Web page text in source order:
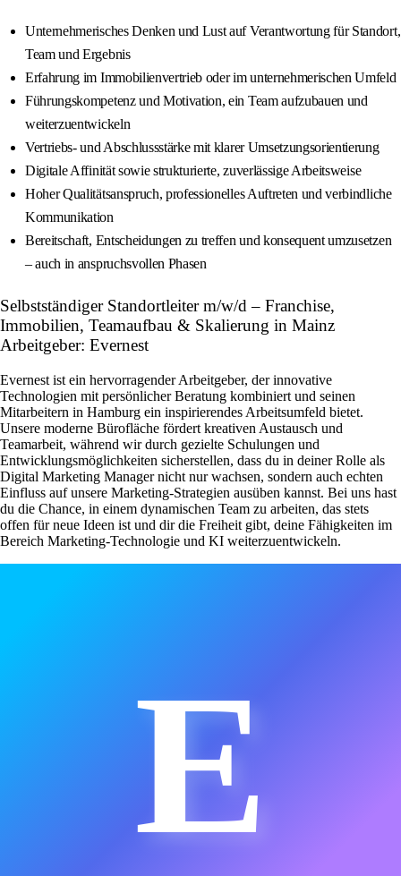
Unternehmerisches Denken und Lust auf Verantwortung für Standort,
Team und Ergebnis
Erfahrung im Immobilienvertrieb oder im unternehmerischen Umfeld
Führungskompetenz und Motivation, ein Team aufzubauen und
weiterzuentwickeln
Vertriebs- und Abschlussstärke mit klarer Umsetzungsorientierung
Digitale Affinität sowie strukturierte, zuverlässige Arbeitsweise
Hoher Qualitätsanspruch, professionelles Auftreten und verbindliche
Kommunikation
Bereitschaft, Entscheidungen zu treffen und konsequent umzusetzen
– auch in anspruchsvollen Phasen
Selbstständiger Standortleiter m/w/d – Franchise,
Immobilien, Teamaufbau & Skalierung in Mainz
Arbeitgeber: Evernest
Evernest ist ein hervorragender Arbeitgeber, der innovative
Technologien mit persönlicher Beratung kombiniert und seinen
Mitarbeitern in Hamburg ein inspirierendes Arbeitsumfeld bietet.
Unsere moderne Bürofläche fördert kreativen Austausch und
Teamarbeit, während wir durch gezielte Schulungen und
Entwicklungsmöglichkeiten sicherstellen, dass du in deiner Rolle als
Digital Marketing Manager nicht nur wachsen, sondern auch echten
Einfluss auf unsere Marketing-Strategien ausüben kannst. Bei uns hast
du die Chance, in einem dynamischen Team zu arbeiten, das stets
offen für neue Ideen ist und dir die Freiheit gibt, deine Fähigkeiten im
Bereich Marketing-Technologie und KI weiterzuentwickeln.
E